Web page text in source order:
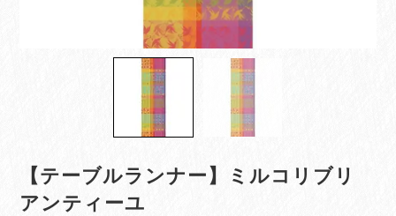
【テーブルランナー】ミルコリブリ
アンティーユ